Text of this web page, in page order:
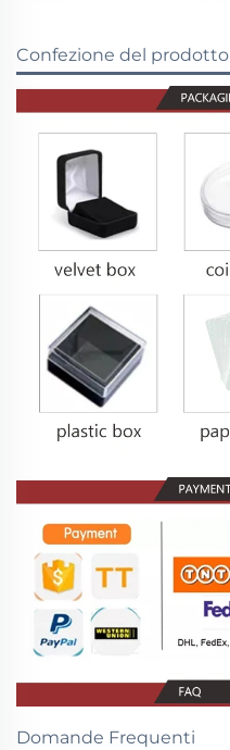
Confezione del prodotto
Domande Frequenti